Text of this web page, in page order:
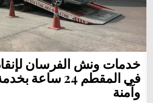
خدمات ونش الفرسان
في المقطم 24
وآمنة